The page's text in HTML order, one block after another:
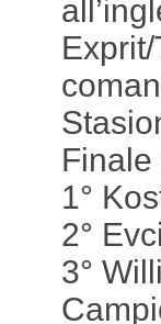
Finale
1°
2°
3°